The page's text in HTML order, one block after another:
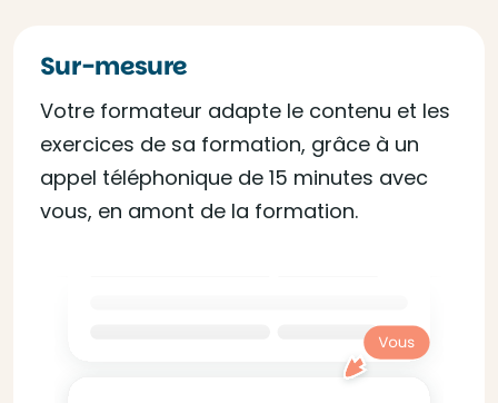
Sur-mesure
Votre formateur adapte le contenu et les
exercices de sa formation, grâce à un
appel téléphonique de 15 minutes avec
vous, en amont de la formation.